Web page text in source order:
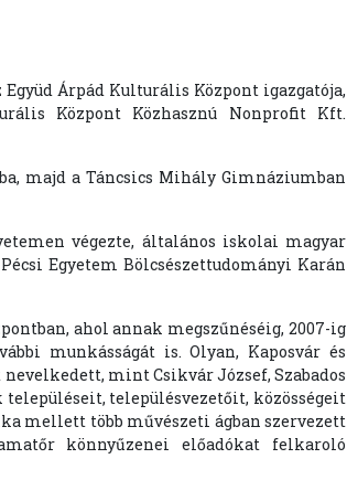
Árpád Kulturális Központ igazgatója,
Központ Közhasznú Nonprofit Kft.
majd a Táncsics Mihály Gimnáziumban
végezte, általános iskolai magyar
Egyetem Bölcsészettudományi Karán
ahol annak megszűnéséig, 2007-ig
munkásságát is. Olyan, Kaposvár és
mint Csikvár József, Szabados
településvezetőit, közösségeit
mellett több művészeti ágban szervezett
könnyűzenei előadókat felkaroló